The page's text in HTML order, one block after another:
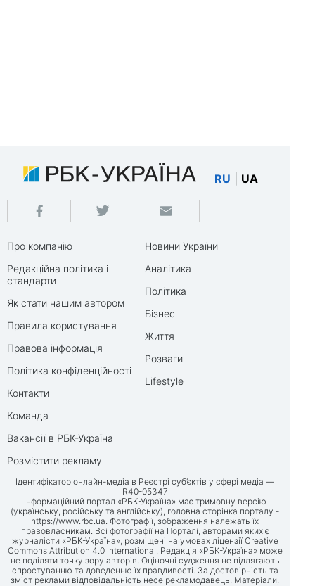
RU UA
Про компанію
Редакційна політика і
стандарти
Як стати нашим автором
Правила користування
Правова інформація
Політика конфіденційності
Контакти
Команда
Вакансії в РБК-Україна
Розмістити рекламу
Новини України
Аналітика
Політика
Бізнес
Життя
Розваги
Lifestyle
Ідентифікатор онлайн-медіа в Реєстрі суб’єктів у сфері медіа —
R40-05347
Інформаційний портал «РБК-Україна» має тримовну версію
(українську, російську та англійську), головна сторінка порталу -
https://www.rbc.ua. Фотографії, зображення належать їх
правовласникам. Всі фотографії на Порталі, авторами яких є
журналісти «РБК-Україна», розміщені на умовах ліцензії Creative
Commons Attribution 4.0 International. Редакція «РБК-Україна» може
не поділяти точку зору авторів. Оціночні судження не підлягають
спростуванню та доведенню їх правдивості. За достовірність та
зміст реклами відповідальність несе рекламодавець. Матеріали,